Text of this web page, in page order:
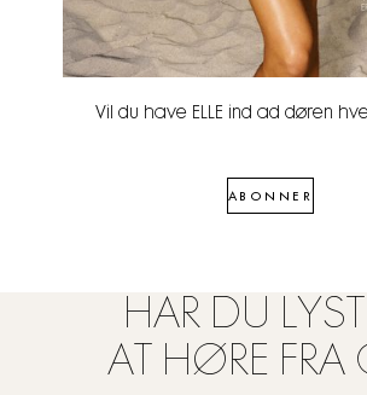
Vil du have ELLE ind ad døren
ABONNER
HAR DU LYST
AT HØRE FRA